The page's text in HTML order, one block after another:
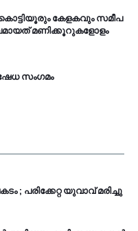
കേളകവും സമീപ
മണിക്കൂറുകളോളം
സംഗമം
; പരിക്കേറ്റ യുവാവ് മരിച്ചു